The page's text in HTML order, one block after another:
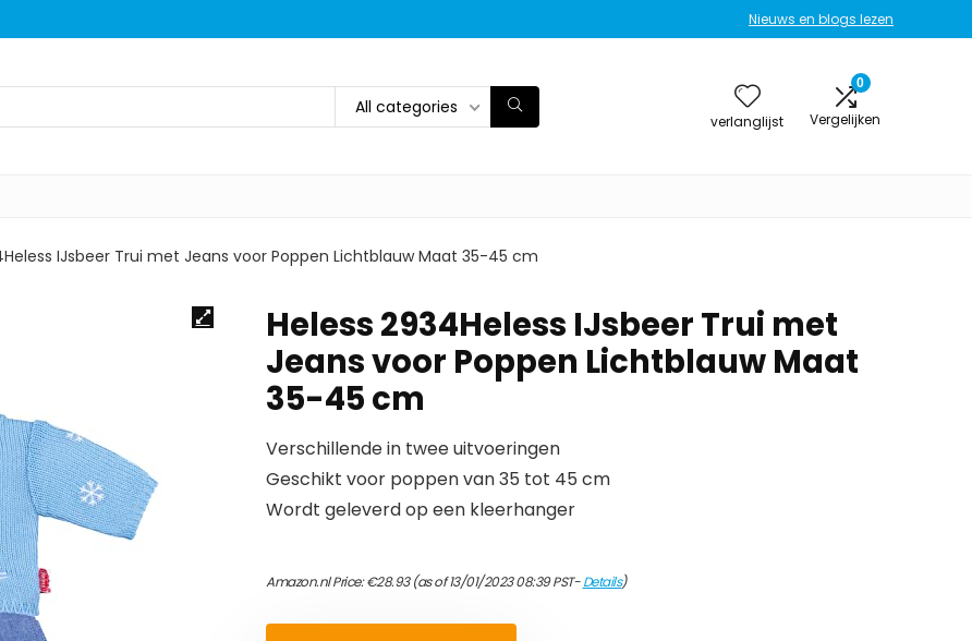
Nieuws en blogs lezen
All categories
verlanglijst
0
Vergelijken
IJsbeer Trui met Jeans voor Poppen Lichtblauw Maat 35-45 cm
Heless 2934Heless IJsbeer Trui met
Jeans voor Poppen Lichtblauw Maat
35-45 cm
Verschillende in twee uitvoeringen
Geschikt voor poppen van 35 tot 45 cm
Wordt geleverd op een kleerhanger
Amazon.nl Price:€28.93(as of 13/01/2023 08:39 PST-Details)